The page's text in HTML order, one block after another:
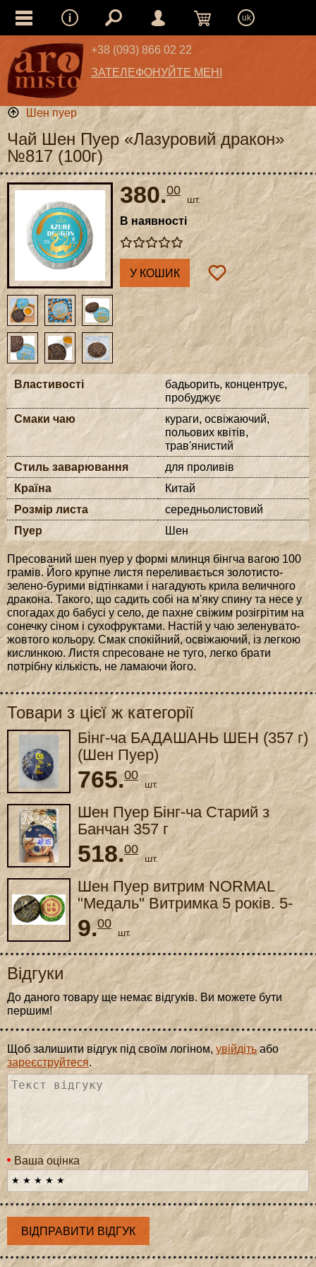
uk
+38 (093) 866 02 22
ЗАТЕЛЕФОНУЙТЕ МЕНІ
Шен пуер
Чай Шен Пуер «Лазуровий дракон»
№817 (100г)
380.00
шт.
В наявності
У КОШИК
Властивості
бадьорить, концентрує,
пробуджує
Смаки чаю
кураги, освіжаючий,
польових квітів,
трав'янистий
Стиль заварювання
для проливів
Країна
Китай
Розмір листа
середньолистовий
Пуер
Шен
Пресований шен пуер у формі млинця бінгча вагою 100
грамів. Його крупне листя переливається золотисто-
зелено-бурими відтінками і нагадують крила величного
дракона. Такого, що садить собі на м'яку спину та несе у
спогадах до бабусі у село, де пахне свіжим розігрітим на
сонечку сіном і сухофруктами. Настій у чаю зеленувато-
жовтого кольору. Смак спокійний, освіжаючий, із легкою
кислинкою. Листя спресоване не туго, легко брати
потрібну кількість, не ламаючи його.
Товари з цієї ж категорії
Бінг-ча БАДАШАНЬ ШЕН (357 г)
(Шен Пуер)
765.00
шт.
Шен Пуер Бінг-ча Старий з
Банчан 357 г
518.00
шт.
Шен Пуер витрим NORMAL
"Медаль" Витримка 5 років. 5-
6 г
9.00
шт.
Відгуки
До даного товару ще немає відгуків. Ви можете бути
першим!
Щоб залишити відгук під своїм логіном, увійдіть або
зареєструйтеся.
Ваша оцінка